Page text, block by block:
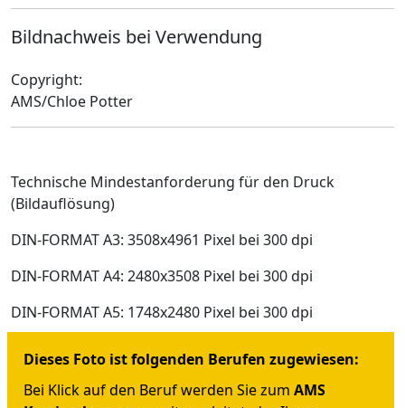
Bildnachweis bei Verwendung
Copyright:
AMS/Chloe Potter
Technische Mindestanforderung für den Druck
(Bildauflösung)
DIN-FORMAT A3: 3508x4961 Pixel bei 300 dpi
DIN-FORMAT A4: 2480x3508 Pixel bei 300 dpi
DIN-FORMAT A5: 1748x2480 Pixel bei 300 dpi
Dieses Foto ist folgenden Berufen zugewiesen:
Bei Klick auf den Beruf werden Sie zum AMS